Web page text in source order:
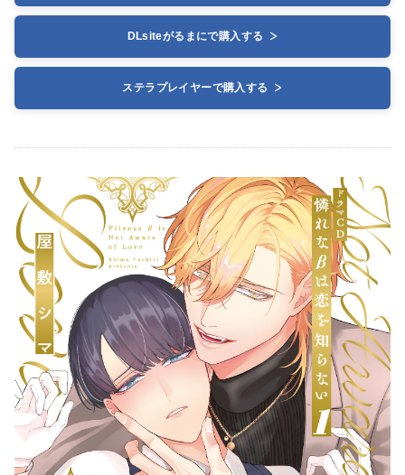
DLsiteがるまにで購入する
ステラプレイヤーで購入する